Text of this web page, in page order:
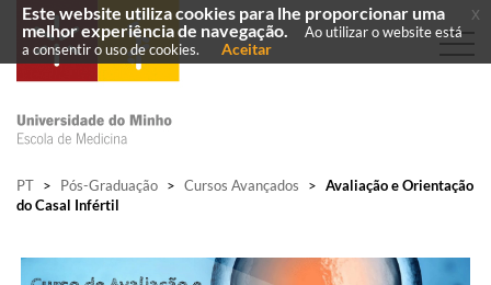
PT > Pós-Graduação > Cursos Avançados > Avaliação e Orientação
do Casal Infértil
Este website utiliza cookies para lhe proporcionar uma
melhor experiência de navegação.
Ao utilizar o website está
a consentir o uso de cookies.
Aceitar
x